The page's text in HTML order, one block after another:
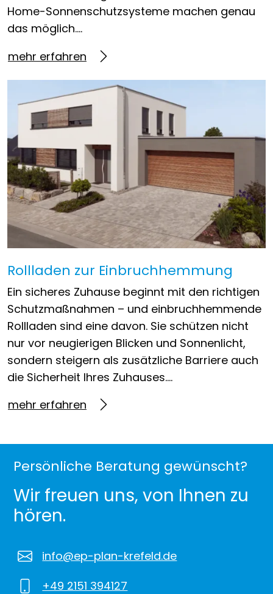
Home-Sonnenschutzsysteme machen genau
das möglich….
mehr erfahren
Rollladen zur Einbruchhemmung
Ein sicheres Zuhause beginnt mit den richtigen
Schutzmaßnahmen – und einbruchhemmende
Rollladen sind eine davon. Sie schützen nicht
nur vor neugierigen Blicken und Sonnenlicht,
sondern steigern als zusätzliche Barriere auch
die Sicherheit Ihres Zuhauses….
mehr erfahren
Persönliche Beratung gewünscht?
Wir freuen uns, von Ihnen zu
hören.
info@ep-plan-krefeld.de
+49 2151 394127